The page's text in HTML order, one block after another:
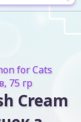
for Cats
75 гр
Cream